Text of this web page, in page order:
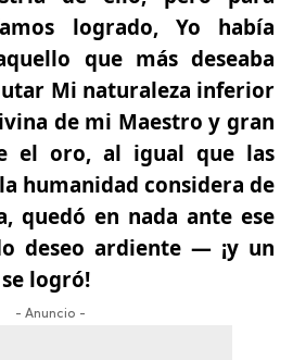
logrado, Yo había
que más deseaba
Mi naturaleza inferior
de mi Maestro y gran
el oro, al igual que las
humanidad considera de
quedó en nada ante ese
deseo ardiente — ¡y un
logró!
- Anuncio -